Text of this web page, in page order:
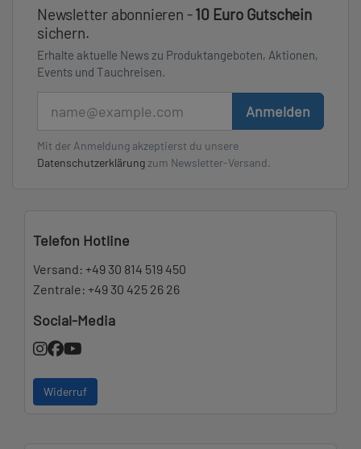
Newsletter abonnieren -10 Euro Gutschein
sichern.
Erhalte aktuelle News zu Produktangeboten, Aktionen,
Events und Tauchreisen.
Anmelden
Mit der Anmeldung akzeptierst du unsere
Datenschutzerklärung zum Newsletter-Versand.
Telefon Hotline
Versand: +49 30 814 519 450
Zentrale: +49 30 425 26 26
Social-Media
Widerruf